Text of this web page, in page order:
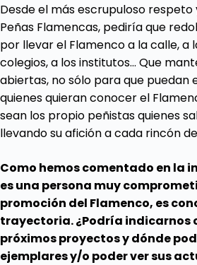
Desde el más escrupuloso
Peñas Flamencas, pediría que
por llevar el Flamenco a la calle, a
colegios, a los institutos… Que
abiertas, no sólo para que puedan
quienes quieran conocer el
sean los propio peñistas quienes
llevando su afición a cada rincón
Como hemos comentado en la
es una persona muy
promoción del Flamenco, es
trayectoria. ¿Podría indicarnos
próximos proyectos y dónde
ejemplares y/o poder ver sus